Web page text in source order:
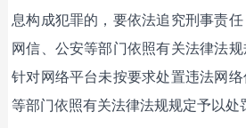
息构成犯罪的，要依法追究刑事责
网信、公安等部门依照有关法律法规
针对网络平台未按要求处置违法网
等部门依照有关法律法规规定予以处